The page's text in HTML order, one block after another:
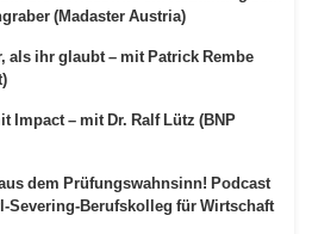
(Madaster Austria)
als ihr glaubt – mit Patrick Rembe
Impact – mit Dr. Ralf Lütz (BNP
dem Prüfungswahnsinn! Podcast
Severing-Berufskolleg für Wirtschaft